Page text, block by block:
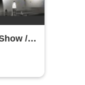
/
to